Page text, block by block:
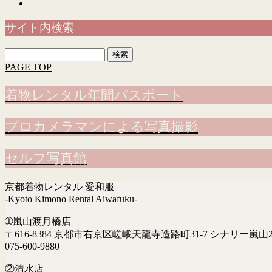
サイト内検索
索:
PAGE TOP
着物レンタル年間パスポート
プロカメラマンによる写真撮影
セルフ写真館
京都着物レンタル 愛和服
-Kyoto Kimono Rental Aiwafuku-
➀嵐山渡月橋店
〒616-8384 京都市右京区嵯峨天龍寺造路町31-7 シナリー嵐山
075-600-9880
②清水店